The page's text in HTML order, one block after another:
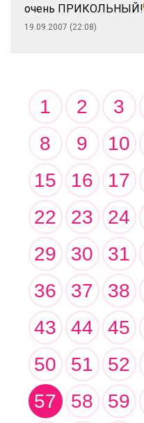
очень ПРИКОЛЬНЫЙ!
19.09.2007 (22:08)
1 2 3
8
9 10
15
16 17
22
23 24
29
30 31
36
37 38
43
44 45
50
51 52
57
58 59